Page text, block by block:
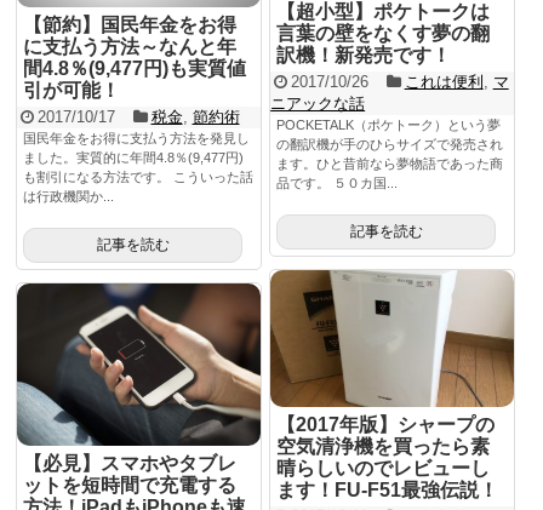
【超小型】ポケトークは
言葉の壁をなくす夢の翻
訳機！新発売です！
2017/10/26 これは便利 , マ
ニアックな話
POCKETALK（ポケトーク）という夢
の翻訳機が手のひらサイズで発売され
ます。ひと昔前なら夢物語であった商
品です。 ５０カ国...
記事を読む
【節約】国民年金をお得
に支払う方法～なんと年
間4.8％(9,477円)も実質値
引が可能！
2017/10/17 税金, 節約術
国民年金をお得に支払う方法を発見し
ました。実質的に年間4.8％(9,477円)
も割引になる方法です。 こういった話
は行政機関か...
記事を読む
【2017年版】シャープの
空気清浄機を買ったら素
晴らしいのでレビューし
ます！FU-F51最強伝説！
【必見】スマホやタブレ
ットを短時間で充電する